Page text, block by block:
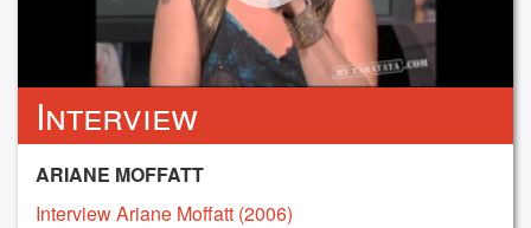
Interview
ARIANE MOFFATT
Interview Ariane Moffatt (2006)